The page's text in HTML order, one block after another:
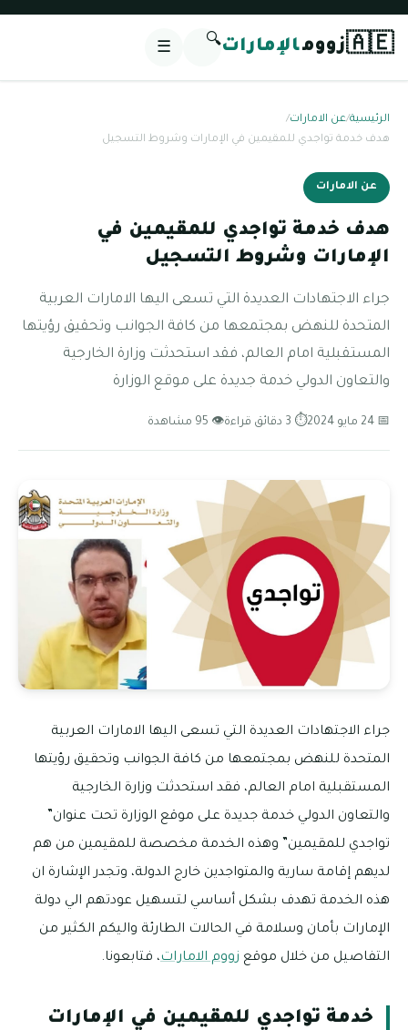
🇦🇪زوومالإمارات🔍
☰
الرئيسية/عن الامارات/
هدف خدمة تواجدي للمقيمين في الإمارات وشروط التسجيل
عن الامارات
هدف خدمة تواجدي للمقيمين في
الإمارات وشروط التسجيل
جراء الاجتهادات العديدة التي تسعى اليها الامارات العربية
المتحدة للنهض بمجتمعها من كافة الجوانب وتحقيق رؤيتها
المستقبلية امام العالم، فقد استحدثت وزارة الخارجية
والتعاون الدولي خدمة جديدة على موقع الوزارة
📅 24 مايو 2024 ⏱ 3 دقائق قراءة 👁 95 مشاهدة
جراء الاجتهادات العديدة التي تسعى اليها الامارات العربية
المتحدة للنهض بمجتمعها من كافة الجوانب وتحقيق رؤيتها
المستقبلية امام العالم، فقد استحدثت وزارة الخارجية
والتعاون الدولي خدمة جديدة على موقع الوزارة تحت عنوان”
تواجدي للمقيمين” وهذه الخدمة مخصصة للمقيمين من هم
لديهم إقامة سارية والمتواجدين خارج الدولة، وتجدر الإشارة ان
هذه الخدمة تهدف بشكل أساسي لتسهيل عودتهم الي دولة
الإمارات بأمان وسلامة في الحالات الطارئة واليكم الكثير من
التفاصيل من خلال موقع زووم الامارات، فتابعونا.
خدمة تواجدي للمقيمين في الإمارات